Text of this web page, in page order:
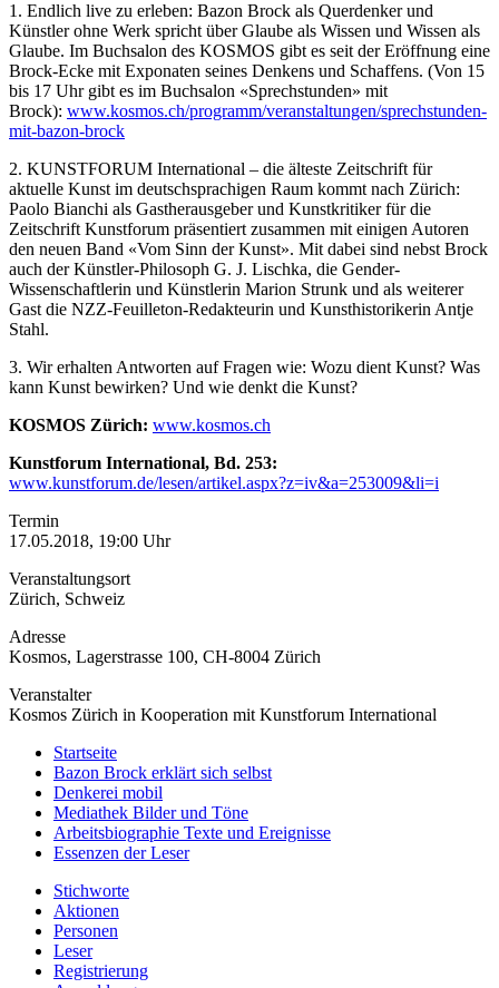
1. Endlich live zu erleben: Bazon Brock als Querdenker und
Künstler ohne Werk spricht über Glaube als Wissen und Wissen als
Glaube. Im Buchsalon des KOSMOS gibt es seit der Eröffnung eine
Brock-Ecke mit Exponaten seines Denkens und Schaffens. (Von 15
bis 17 Uhr gibt es im Buchsalon «Sprechstunden» mit
Brock): www.kosmos.ch/programm/veranstaltungen/sprechstunden-
mit-bazon-brock
2. KUNSTFORUM International – die älteste Zeitschrift für
aktuelle Kunst im deutschsprachigen Raum kommt nach Zürich:
Paolo Bianchi als Gastherausgeber und Kunstkritiker für die
Zeitschrift Kunstforum präsentiert zusammen mit einigen Autoren
den neuen Band «Vom Sinn der Kunst». Mit dabei sind nebst Brock
auch der Künstler-Philosoph G. J. Lischka, die Gender-
Wissenschaftlerin und Künstlerin Marion Strunk und als weiterer
Gast die NZZ-Feuilleton-Redakteurin und Kunsthistorikerin Antje
Stahl.
3. Wir erhalten Antworten auf Fragen wie: Wozu dient Kunst? Was
kann Kunst bewirken? Und wie denkt die Kunst?
KOSMOS Zürich: www.kosmos.ch
Kunstforum International, Bd. 253:
www.kunstforum.de/lesen/artikel.aspx?z=iv&a=253009&li=i
Termin
17.05.2018, 19:00 Uhr
Veranstaltungsort
Zürich, Schweiz
Adresse
Kosmos, Lagerstrasse 100, CH-8004 Zürich
Veranstalter
Kosmos Zürich in Kooperation mit Kunstforum International
Startseite
Bazon Brock erklärt sich selbst
Denkerei mobil
Mediathek Bilder und Töne
Arbeitsbiographie Texte und Ereignisse
Essenzen der Leser
Stichworte
Aktionen
Personen
Leser
Registrierung